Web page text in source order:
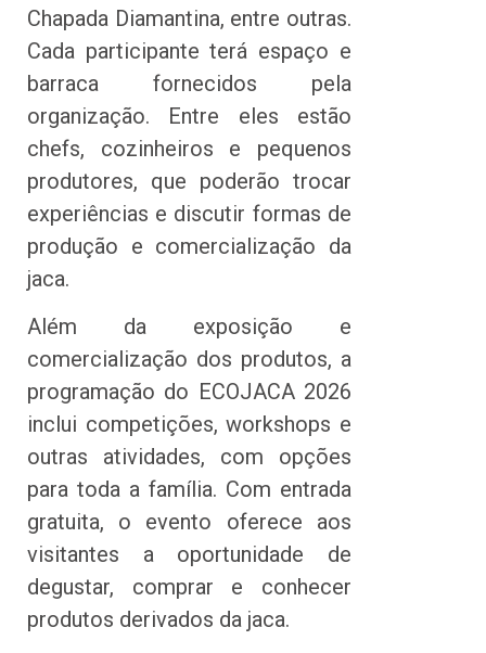
Chapada Diamantina, entre outras.
Cada participante terá espaço e
barraca fornecidos pela
organização. Entre eles estão
chefs, cozinheiros e pequenos
produtores, que poderão trocar
experiências e discutir formas de
produção e comercialização da
jaca.
Além da exposição e
comercialização dos produtos, a
programação do ECOJACA 2026
inclui competições, workshops e
outras atividades, com opções
para toda a família. Com entrada
gratuita, o evento oferece aos
visitantes a oportunidade de
degustar, comprar e conhecer
produtos derivados da jaca.